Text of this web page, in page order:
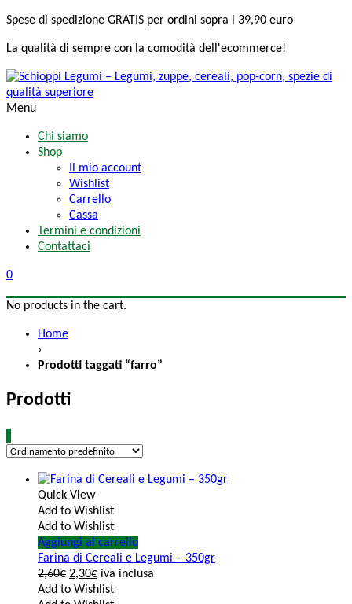
Spese di spedizione GRATIS per ordini sopra i 39,90 euro
La qualità di sempre con la comodità dell'ecommerce!
Menu
Chi siamo
Shop
Il mio account
Wishlist
Carrello
Cassa
Termini e condizioni
Contattaci
0
No products in the cart.
Home
›
Prodotti taggati “farro”
Prodotti
Quick View
Add to Wishlist
Add to Wishlist
Aggiungi al carrello
Farina di Cereali e Legumi – 350gr
2,60€ 2,30€ iva inclusa
Add to Wishlist